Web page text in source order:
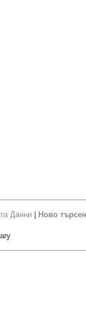
Данни Ново